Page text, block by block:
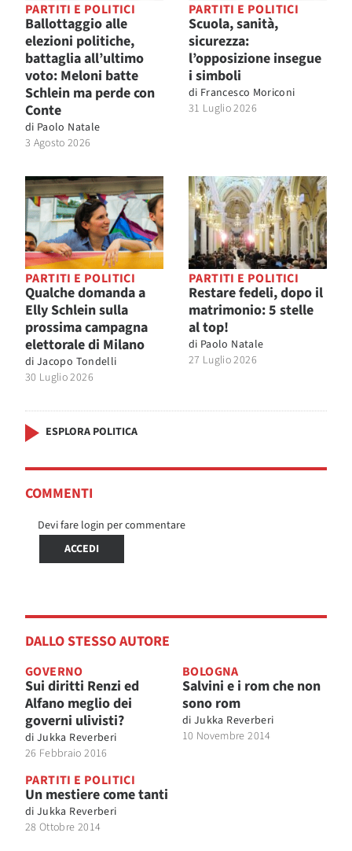
PARTITI E POLITICI
Ballottaggio alle
elezioni politiche,
battaglia all’ultimo
voto: Meloni batte
Schlein ma perde con
Conte
di Paolo Natale
3 Agosto 2026
PARTITI E POLITICI
Scuola, sanità,
sicurezza:
l’opposizione insegue
i simboli
di Francesco Moriconi
31 Luglio 2026
PARTITI E POLITICI
Qualche domanda a
Elly Schlein sulla
prossima campagna
elettorale di Milano
di Jacopo Tondelli
30 Luglio 2026
PARTITI E POLITICI
Restare fedeli, dopo il
matrimonio: 5 stelle
al top!
di Paolo Natale
27 Luglio 2026
ESPLORA POLITICA
COMMENTI
Devi fare login per commentare
ACCEDI
DALLO STESSO AUTORE
GOVERNO
Sui diritti Renzi ed
Alfano meglio dei
governi ulivisti?
di Jukka Reverberi
26 Febbraio 2016
BOLOGNA
Salvini e i rom che non
sono rom
di Jukka Reverberi
10 Novembre 2014
PARTITI E POLITICI
Un mestiere come tanti
di Jukka Reverberi
28 Ottobre 2014